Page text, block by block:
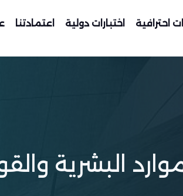
احترافية اختبارات دولية اعتمادتنا
البشرية